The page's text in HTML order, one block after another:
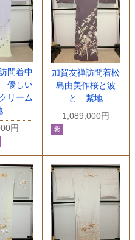
問着中
優しい
リーム
円
加賀友禅訪問着松
島由美作桜と波
と 紫地
1,089,000円